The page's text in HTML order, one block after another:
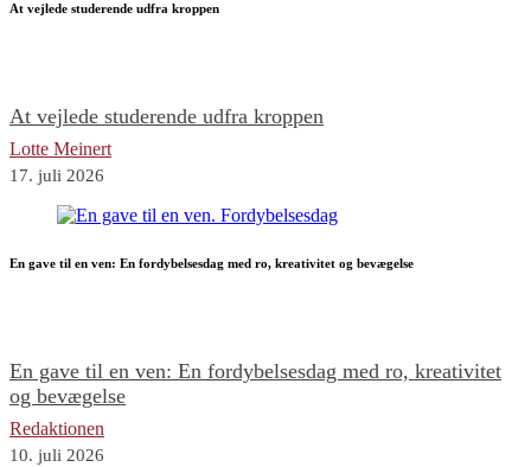
At vejlede studerende udfra kroppen
At vejlede studerende udfra kroppen
Lotte Meinert
17. juli 2026
En gave til en ven: En fordybelsesdag med ro, kreativitet og bevægelse
En gave til en ven: En fordybelsesdag med ro, kreativitet
og bevægelse
Redaktionen
10. juli 2026